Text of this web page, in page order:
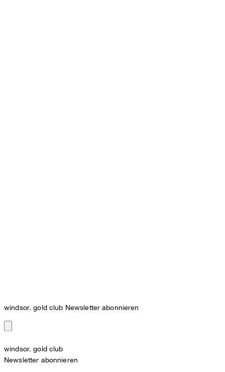
windsor. gold club Newsletter abonnieren
windsor. gold club
Newsletter abonnieren